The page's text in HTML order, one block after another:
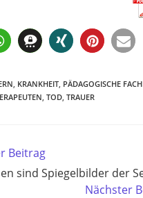
KRANKHEIT PÄDAGOGISCHE
TOD TRAUER
Beitrag
sind Spiegelbilder der
Nächster